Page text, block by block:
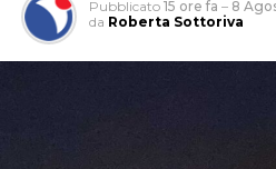
Pubblicato 15 ore fa – 8
da Roberta Sottoriva